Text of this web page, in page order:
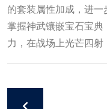
的套装属性加成，进一
掌握神武镶嵌宝石宝
力，在战场上光芒四射